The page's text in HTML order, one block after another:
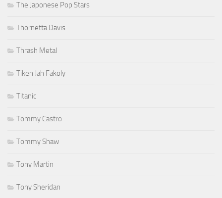
The Japonese Pop Stars
Thornetta Davis
Thrash Metal
Tiken Jah Fakoly
Titanic
Tommy Castro
Tommy Shaw
Tony Martin
Tony Sheridan